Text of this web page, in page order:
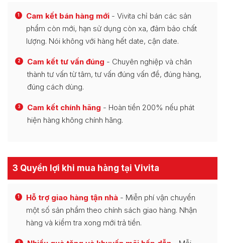
1 Cam kết bán hàng mới - Vivita chỉ bán các sản
phẩm còn mới, hạn sử dụng còn xa, đảm bảo chất
lượng. Nói không với hàng hết date, cận date.
2 Cam kết tư vấn đúng - Chuyên nghiệp và chân
thành tư vấn từ tâm, tư vấn đúng vấn đề, đúng hàng,
đúng cách dùng.
3 Cam kết chính hãng - Hoàn tiền 200% nếu phát
hiện hàng không chính hãng.
3 Quyền lợi khi mua hàng tại Vivita
1 Hỗ trợ giao hàng tận nhà - Miễn phí vận chuyển
một số sản phẩm theo chính sách giao hàng. Nhận
hàng và kiểm tra xong mới trả tiền.